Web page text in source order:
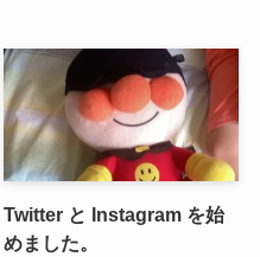
Twitter と Instagram を始
めました。